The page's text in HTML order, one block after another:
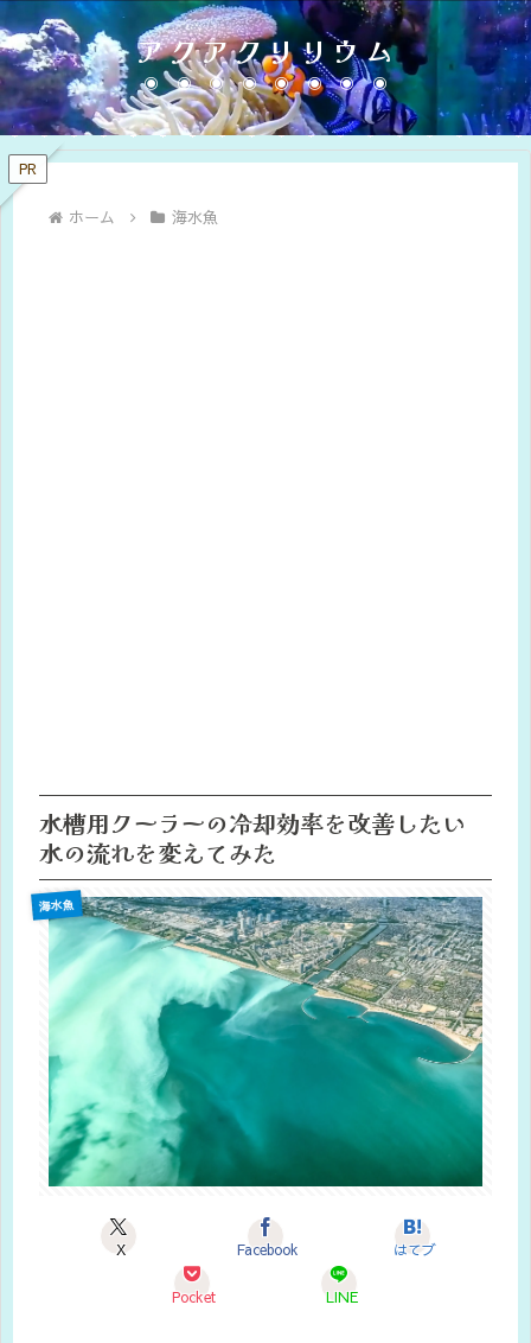
アクアクリリウム
PR
ホーム 海水魚
水槽用クーラーの冷却効率を改善したい
水の流れを変えてみた
海水魚
X Facebook はてブ
Pocket LINE